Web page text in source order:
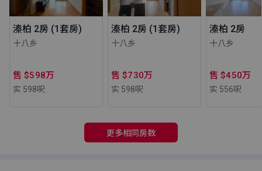
溱柏 2房 (1套房)
十八乡
售 $598万
实 598呎
溱柏 2房 (1套房)
十八乡
售 $730万
实 598呎
溱柏 2房
十八乡
售 $450万
实 556呎
更多相同房数